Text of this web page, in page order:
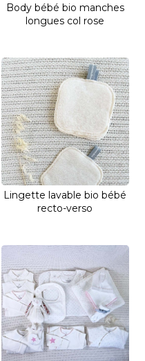
Body bébé bio manches
longues col rose
Lingette lavable bio bébé
recto-verso